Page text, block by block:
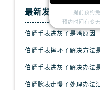
最新发布
伯爵手表进灰了是啥原因
伯爵手表摔坏了解决方法
伯爵手表进灰了解决办法
伯爵腕表走慢了处理办法
提前预约
预约时间有变